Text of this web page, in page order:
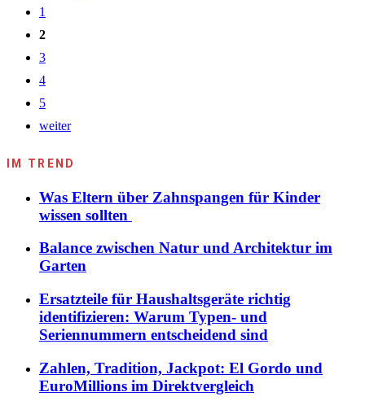
1
2
3
4
5
weiter
IM TREND
Was Eltern über Zahnspangen für Kinder
wissen sollten
Balance zwischen Natur und Architektur im
Garten
Ersatzteile für Haushaltsgeräte richtig
identifizieren: Warum Typen- und
Seriennummern entscheidend sind
Zahlen, Tradition, Jackpot: El Gordo und
EuroMillions im Direktvergleich